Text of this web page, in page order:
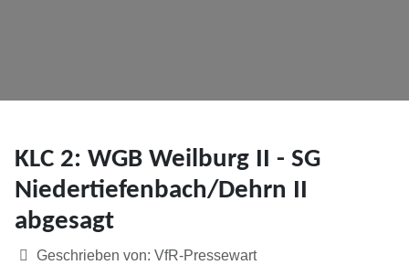
KLC 2: WGB Weilburg II - SG
Niedertiefenbach/Dehrn II
abgesagt
Details
Geschrieben von: VfR-Pressewart